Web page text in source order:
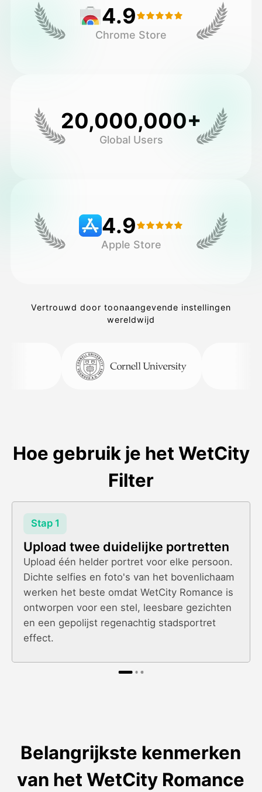
4.9
Chrome Store
20,000,000+
Global Users
4.9
Apple Store
Vertrouwd door toonaangevende instellingen
wereldwijd
Hoe gebruik je het WetCity
Filter
Stap 1
Upload twee duidelijke portretten
Upload één helder portret voor elke persoon.
Dichte selfies en foto's van het bovenlichaam
werken het beste omdat WetCity Romance is
ontworpen voor een stel, leesbare gezichten
en een gepolijst regenachtig stadsportret
effect.
Belangrijkste kenmerken
van het WetCity Romance